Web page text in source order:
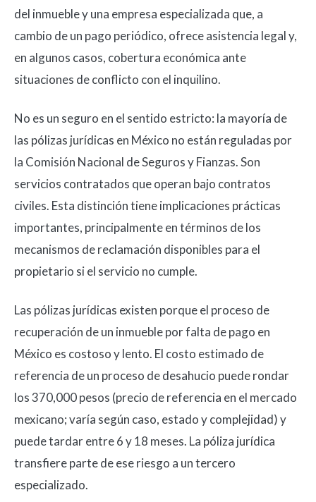
del inmueble y una empresa especializada que, a
cambio de un pago periódico, ofrece asistencia legal y,
en algunos casos, cobertura económica ante
situaciones de conflicto con el inquilino.
No es un seguro en el sentido estricto: la mayoría de
las pólizas jurídicas en México no están reguladas por
la Comisión Nacional de Seguros y Fianzas. Son
servicios contratados que operan bajo contratos
civiles. Esta distinción tiene implicaciones prácticas
importantes, principalmente en términos de los
mecanismos de reclamación disponibles para el
propietario si el servicio no cumple.
Las pólizas jurídicas existen porque el proceso de
recuperación de un inmueble por falta de pago en
México es costoso y lento. El costo estimado de
referencia de un proceso de desahucio puede rondar
los 370,000 pesos (precio de referencia en el mercado
mexicano; varía según caso, estado y complejidad) y
puede tardar entre 6 y 18 meses. La póliza jurídica
transfiere parte de ese riesgo a un tercero
especializado.